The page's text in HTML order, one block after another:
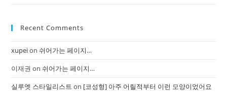
Recent Comments
xupeion 쉬어가는 페이지…
이재권 on 쉬어가는 페이지…
실루엣 스타일리스트 on [코성형] 아주 어릴적부터 이런 모양이었어요